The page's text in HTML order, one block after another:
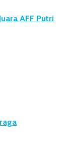
AFF Putri